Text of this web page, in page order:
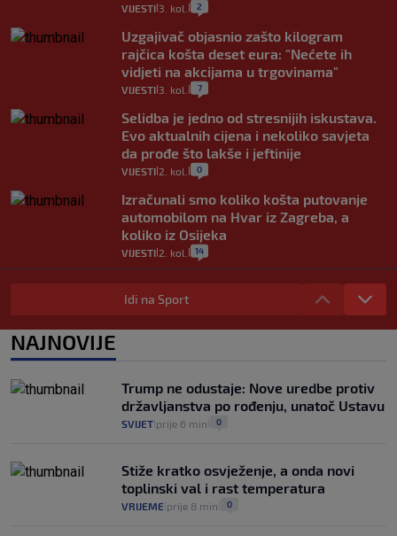
VIJESTI 3. kol. 2
Uzgajivač objasnio zašto kilogram
rajčica košta deset eura: "Nećete ih
vidjeti na akcijama u trgovinama"
VIJESTI 3. kol. 7
Selidba je jedno od stresnijih iskustava.
Evo aktualnih cijena i nekoliko savjeta
da prođe što lakše i jeftinije
VIJESTI 2. kol. 0
Izračunali smo koliko košta putovanje
automobilom na Hvar iz Zagreba, a
koliko iz Osijeka
VIJESTI 2. kol. 14
"Kći je otišla na more, a zaboravila
zdravstvenu iskaznicu". Kakva su prava
pacijenata izvan mjesta prebivališta?
1
Plenković na 15 dana ukine mjere: "Ne bi
se dogodilo ništa. Vlada se zaljubila u te
intervencije"
30. srp.
Idi na Sport
NAJNOVIJE
Trump ne odustaje: Nove uredbe protiv
državljanstva po rođenju, unatoč Ustavu
SVIJET prije 6 min 0
Stiže kratko osvježenje, a onda novi
toplinski val i rast temperatura
VRIJEME prije 8 min 0